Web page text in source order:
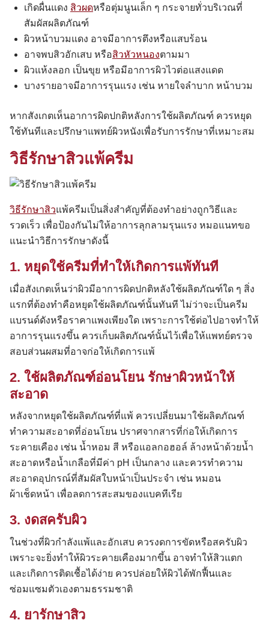
เกิดผื่นแดง สิวผดหรือตุ่มนูนเล็ก ๆ กระจายทั่วบริเวณที่
สัมผัสผลิตภัณฑ์
ผิวหน้าบวมแดง อาจมีอาการตึงหรือแสบร้อน
อาจพบสิวอักเสบ หรือสิวหัวหนองตามมา
ผิวแห้งลอก เป็นขุย หรือมีอาการผิวไวต่อแสงแดด
บางรายอาจมีอาการรุนแรง เช่น หายใจลำบาก หน้าบวม
หากสังเกตเห็นอาการผิดปกติหลังการใช้ผลิตภัณฑ์ ควรหยุด
ใช้ทันทีและปรึกษาแพทย์ผิวหนังเพื่อรับการรักษาที่เหมาะสม
วิธีรักษาสิวแพ้ครีม
วิธีรักษาสิวแพ้ครีมเป็นสิ่งสำคัญที่ต้องทำอย่างถูกวิธีและ
รวดเร็ว เพื่อป้องกันไม่ให้อาการลุกลามรุนแรง หมอแนทขอ
แนะนำวิธีการรักษาดังนี้
1. หยุดใช้ครีมที่ทำให้เกิดการแพ้ทันที
เมื่อสังเกตเห็นว่าผิวมีอาการผิดปกติหลังใช้ผลิตภัณฑ์ใด ๆ สิ่ง
แรกที่ต้องทำคือหยุดใช้ผลิตภัณฑ์นั้นทันที ไม่ว่าจะเป็นครีม
แบรนด์ดังหรือราคาแพงเพียงใด เพราะการใช้ต่อไปอาจทำให้
อาการรุนแรงขึ้น ควรเก็บผลิตภัณฑ์นั้นไว้เพื่อให้แพทย์ตรวจ
สอบส่วนผสมที่อาจก่อให้เกิดการแพ้
2. ใช้ผลิตภัณฑ์อ่อนโยน รักษาผิวหน้าให้
สะอาด
หลังจากหยุดใช้ผลิตภัณฑ์ที่แพ้ ควรเปลี่ยนมาใช้ผลิตภัณฑ์
ทำความสะอาดที่อ่อนโยน ปราศจากสารที่ก่อให้เกิดการ
ระคายเคือง เช่น น้ำหอม สี หรือแอลกอฮอล์ ล้างหน้าด้วยน้ำ
สะอาดหรือน้ำเกลือที่มีค่า pH เป็นกลาง และควรทำความ
สะอาดอุปกรณ์ที่สัมผัสใบหน้าเป็นประจำ เช่น หมอน
ผ้าเช็ดหน้า เพื่อลดการสะสมของแบคทีเรีย
3. งดสครับผิว
ในช่วงที่ผิวกำลังแพ้และอักเสบ ควรงดการขัดหรือสครับผิว
เพราะจะยิ่งทำให้ผิวระคายเคืองมากขึ้น อาจทำให้สิวแตก
และเกิดการติดเชื้อได้ง่าย ควรปล่อยให้ผิวได้พักฟื้นและ
ซ่อมแซมตัวเองตามธรรมชาติ
4. ยารักษาสิว